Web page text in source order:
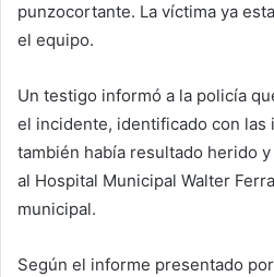
punzocortante. La víctima ya
el equipo.
Un testigo informó a la policía
el incidente, identificado con las
también había resultado herido
al Hospital Municipal Walter
municipal.
Según el informe presentado